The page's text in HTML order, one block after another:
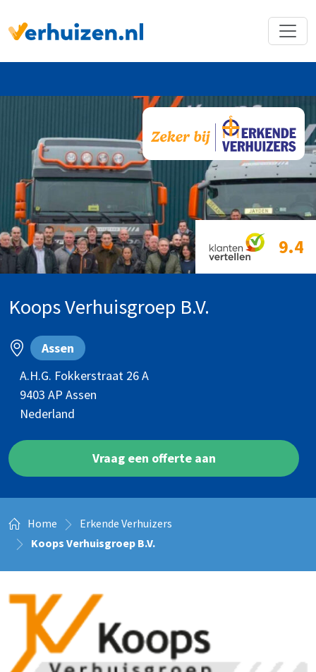
Koops Verhuisgroep B.V.
Assen
A.H.G. Fokkerstraat 26 A
9403 AP Assen
Nederland
Vraag een offerte aan
9.4
Home
Erkende Verhuizers
Koops Verhuisgroep B.V.